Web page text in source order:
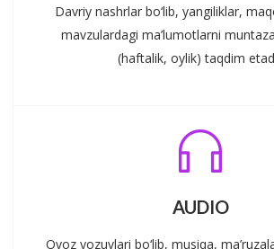
Davriy nashrlar bo‘lib, yangiliklar,
mavzulardagi ma’lumotlarni
(haftalik, oylik) taqdim
AUDIO
Ovoz yozuvlari bo‘lib, musiqa,